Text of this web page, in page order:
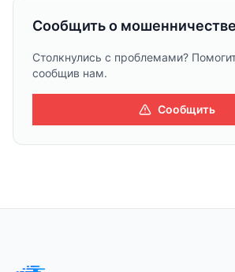
Сообщить о мошенничестве
Столкнулись с проблемами?
сообщив нам.
Сообщить